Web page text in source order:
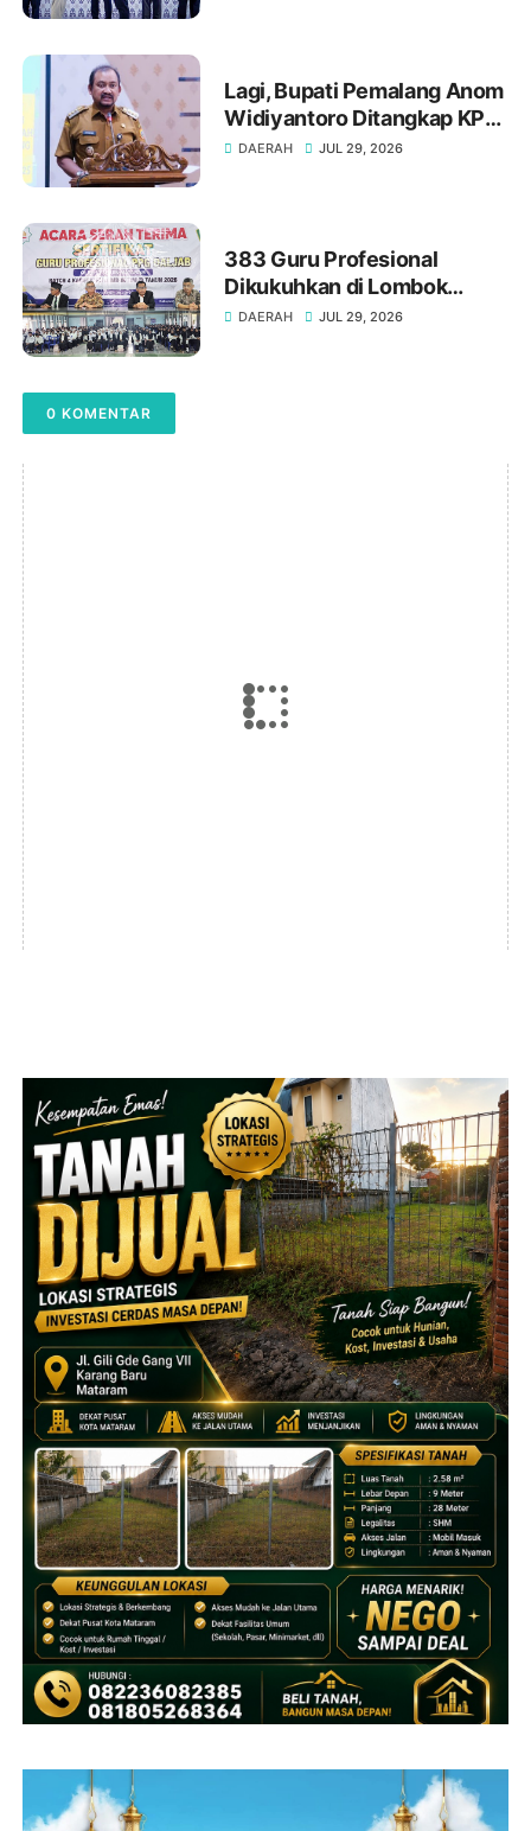
Lagi, Bupati Pemalang Anom
Widiyantoro Ditangkap KPK
Tengah Malam
DAERAH JUL 29, 2026
383 Guru Profesional
Dikukuhkan di Lombok
Timur : Gelar "Gr." Adalah
DAERAH JUL 29, 2026
0 KOMENTAR